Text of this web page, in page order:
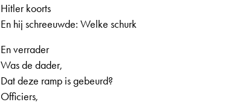
Hitler koorts
En hij schreeuwde: Welke schurk
En verrader
Was de dader,
Dat deze ramp is gebeurd?
Officiers,